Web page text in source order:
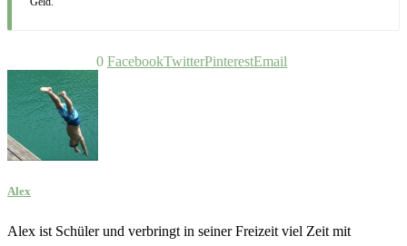
0 FacebookTwitterPinterestEmail
Alex
Alex ist Schüler und verbringt in seiner Freizeit viel Zeit mit